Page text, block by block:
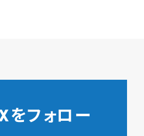
をフォロー